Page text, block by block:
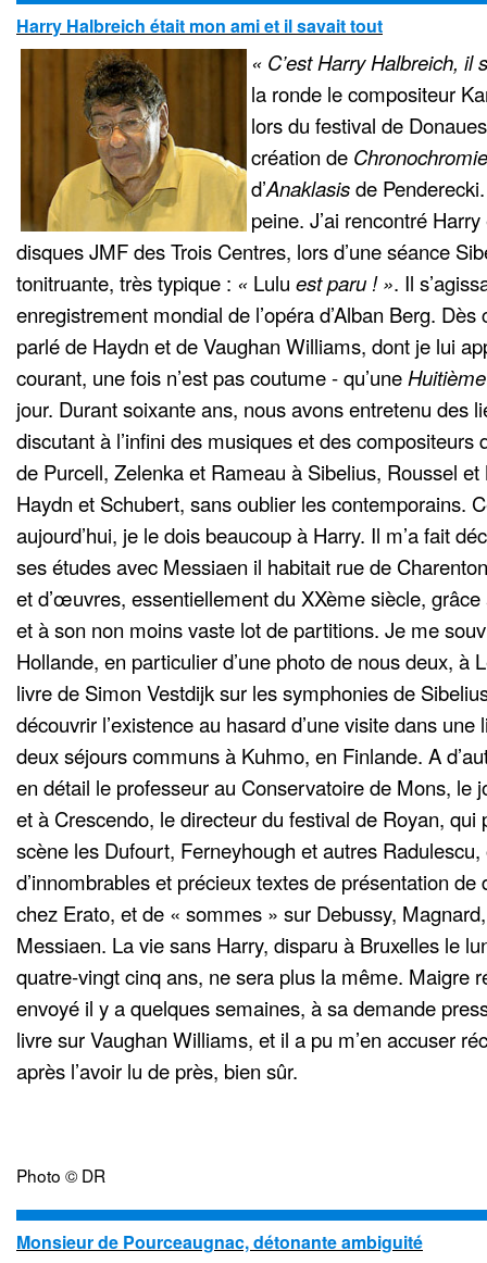
Harry Halbreich était mon ami et il savait tout
« C’est Harry Halbreich, il
la ronde le compositeur
lors du festival de
création de Chronochromie
d’Anaklasisde
peine. J’ai rencontré
disques JMF des Trois Centres, lors d’une séance
tonitruante, très typique : « Lulu est paru ! ». Il
enregistrement mondial de l’opéra d’Alban Berg.
parlé de Haydn et de Vaughan Williams, dont je lui
courant, une fois n’est pas coutume - qu’une
jour. Durant soixante ans, nous avons entretenu des
discutant à l’infini des musiques et des compositeurs
de Purcell, Zelenka et Rameau à Sibelius, Roussel
Haydn et Schubert, sans oublier les contemporains.
aujourd’hui, je le dois beaucoup à Harry. Il m’a fait
ses études avec Messiaen il habitait rue de
et d’œuvres, essentiellement du XXème siècle,
et à son non moins vaste lot de partitions. Je me
Hollande, en particulier d’une photo de nous deux, à
livre de Simon Vestdijk sur les symphonies de
découvrir l’existence au hasard d’une visite dans
deux séjours communs à Kuhmo, en Finlande. A
en détail le professeur au Conservatoire de Mons, le
et à Crescendo, le directeur du festival de Royan, qui
scène les Dufourt, Ferneyhough et autres Radulescu,
d’innombrables et précieux textes de présentation
chez Erato, et de « sommes » sur Debussy,
Messiaen. La vie sans Harry, disparu à Bruxelles le
quatre-vingt cinq ans, ne sera plus la même. Maigre
envoyé il y a quelques semaines, à sa demande
livre sur Vaughan Williams, et il a pu m’en accuser
après l’avoir lu de près, bien sûr.
Photo © DR
Monsieur de Pourceaugnac, détonante ambiguité